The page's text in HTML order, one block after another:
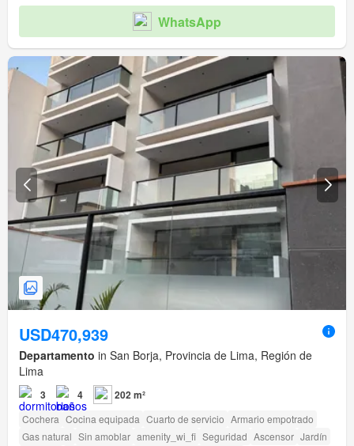
WhatsApp
USD470,939
Departamento in San Borja, Provincia de Lima, Región de
Lima
3 4 202 m²
Cochera Cocina equipada Cuarto de servicio Armario empotrado
Gas natural Sin amoblar amenity_wi_fi Seguridad Ascensor Jardín